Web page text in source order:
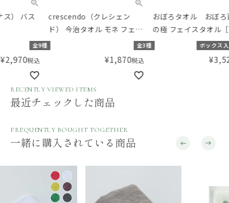
crescendo（クレシェン
ド） 今治タオル モネ フェイ
スタオル
おぼろタオル おぼろ百年
の極 フェイスタオル［アミ
ングオリジナルカラー］ 2枚
組セット【ギフトボックス
入り】／Amingオリジナル
全3種
お
フ
着
RECENTLY VIEWED ITEMS
最近チェックした商品
FREQUENTLY BOUGHT TOGETHER
一緒に購入されている商品